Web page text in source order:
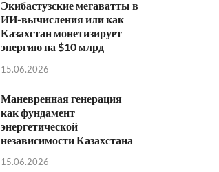
Экибастузские мегаватты в
ИИ-вычисления или как
Казахстан монетизирует
энергию на $10 млрд
15.06.2026
Маневренная генерация
как фундамент
энергетической
независимости Казахстана
15.06.2026